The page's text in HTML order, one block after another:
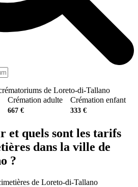
de Loreto-di-Tallano
Crémation adulte
Crémation enfant
667 € 333 €
et quels sont les tarifs
dans la ville de
?
de Loreto-di-Tallano